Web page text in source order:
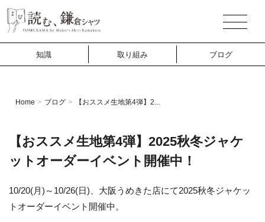
知識 取り組み ブログ
Home > ブログ > 【おススメ生地第4弾】2...
【おススメ生地第4弾】2025秋冬ジャケ
ットオーダーイベント開催中！
10/20(月)～10/26(日)、大阪うめきた店にて2025秋冬ジャケッ
トオーダーイベント開催中。